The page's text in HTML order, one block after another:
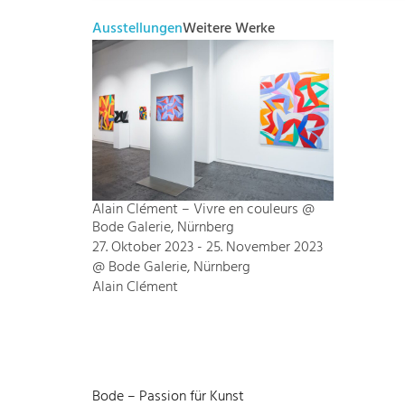
AusstellungenWeitere Werke
Alain Clément – Vivre en couleurs @
Bode Galerie, Nürnberg
27. Oktober 2023 - 25. November 2023
@ Bode Galerie, Nürnberg
Alain Clément
Bode – Passion für Kunst